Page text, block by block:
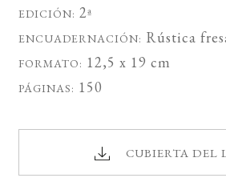
EDICIÓN: 2ª
ENCUADERNACIÓN: Rústica
FORMATO: 12,5 x 19 cm
PÁGINAS: 150
CUBIERTA DEL